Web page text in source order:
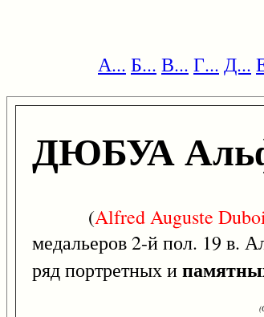
А... Б... В... Г... Д...
ДЮБУА
(AlfredAuguste
медальеров 2-й пол. 19 в.
ряд портретных и